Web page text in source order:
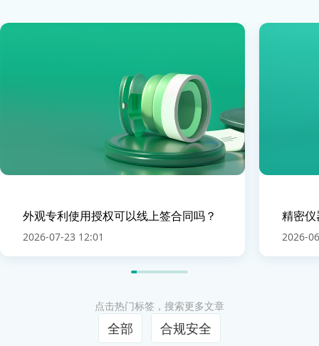
外观专利使用授权可以线上签合同吗？
2026-07-23 12:01
精密
2026-
点击热门标签，搜索更多文章
全部 合规安全